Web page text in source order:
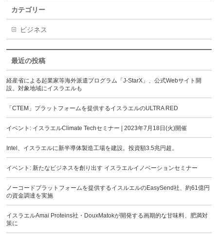
カテゴリー
ビジネス
最近の投稿
経産省による起業家等海外派遣プログラム「J-StarX」、公式Webサイト開
設。対象地域にイスラエルも
「CTEM」プラットフォームを提供するイスラエルのULTRA RED
イベント: イスラエルClimate Techセミナー | 2023年7月18日(火)開催
Intel、イスラエルに新半導体製造工場を建設。投資額3.5兆円超。
イベント: 新たなビジネスを創り出す イスラエルイノベーションセミナー
ノーコードプラットフォームを提供するイスルエルのEasySend社、約61億円
の資金調達を実施
イスラエルAmai Proteins社・DouxMatokが開発する画期的な甘味料、肥満対
策に